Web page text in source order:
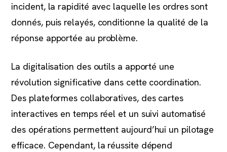
incident, la rapidité avec laquelle les ordres sont
donnés, puis relayés, conditionne la qualité de la
réponse apportée au problème.
La digitalisation des outils a apporté une
révolution significative dans cette coordination.
Des plateformes collaboratives, des cartes
interactives en temps réel et un suivi automatisé
des opérations permettent aujourd’hui un pilotage
efficace. Cependant, la réussite dépend